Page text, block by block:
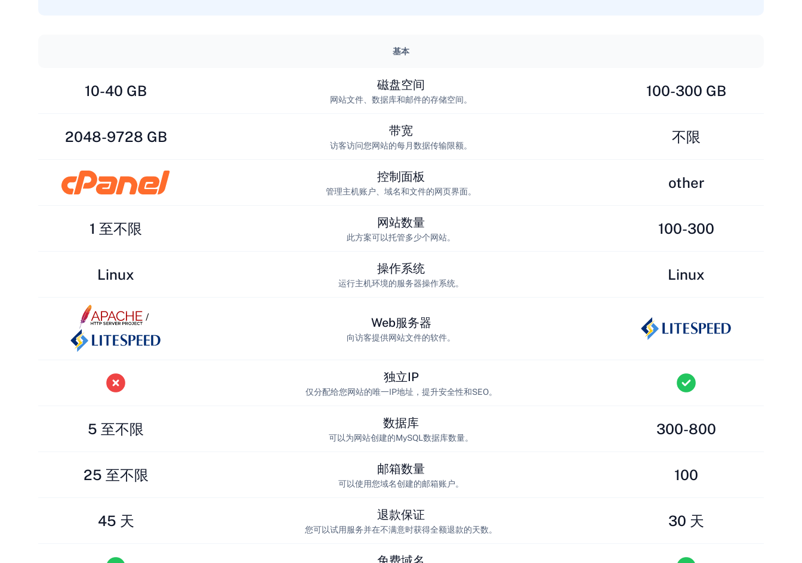
基本
10-40 GB 磁盘空间
网站文件、数据库和邮件的存储空间。
100-300 GB
2048-9728 GB 带宽
访客访问您网站的每月数据传输限额。
不限
控制面板
管理主机账户、域名和文件的网页界面。
other
1 至不限 网站数量
此方案可以托管多少个网站。
100-300
Linux 操作系统
运行主机环境的服务器操作系统。
Linux
/ Web服务器
向访客提供网站文件的软件。
独立IP
仅分配给您网站的唯一IP地址，提升安全性和SEO。
5 至不限 数据库
可以为网站创建的MySQL数据库数量。
300-800
25 至不限 邮箱数量
可以使用您域名创建的邮箱账户。
100
45 天 退款保证
您可以试用服务并在不满意时获得全额退款的天数。
30 天